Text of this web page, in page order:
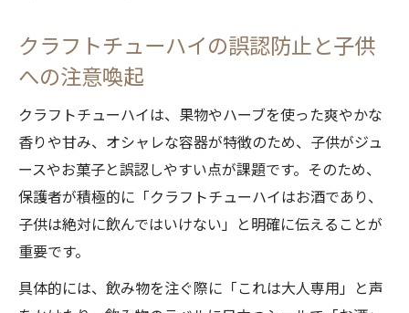
度数を理解
家庭でクラフトチューハイを扱うときの基
礎知識
クラフトチューハイに含まれる成分と家族
への影響
子供のいる家でクラフトチューハイを楽しむ注
意点
クラフトチューハイを子供のいる家庭で飲
クラフトチューハイの誤飲を防ぐ家庭内で
クラフトチューハイの誤認防止と子供
への注意喚起
クラフトチューハイは、果物やハーブを使った爽やかな
香りや甘み、オシャレな容器が特徴のため、子供がジュ
ースやお菓子と誤認しやすい点が課題です。そのため、
保護者が積極的に「クラフトチューハイはお酒であり、
子供は絶対に飲んではいけない」と明確に伝えることが
重要です。
具体的には、飲み物を注ぐ際に「これは大人専用」と声